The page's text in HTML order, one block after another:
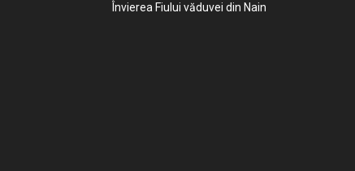
Învierea Fiului văduvei din Nain